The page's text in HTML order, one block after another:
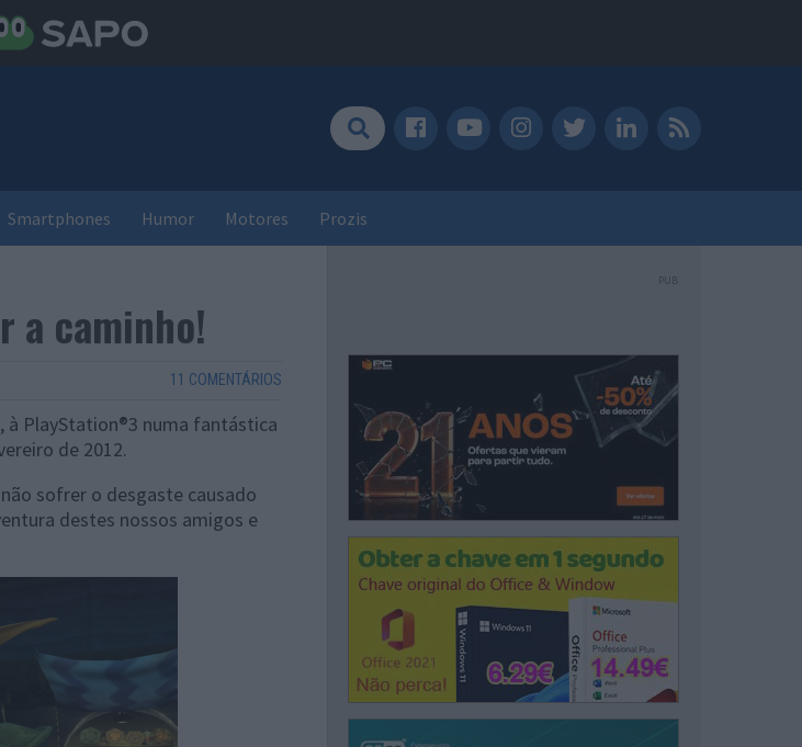
Smartphones Humor Motores Prozis
a caminho!
11 COMENTÁRIOS
à PlayStation®3 numa fantástica
de 2012.
sofrer o desgaste causado
destes nossos amigos e
PUB